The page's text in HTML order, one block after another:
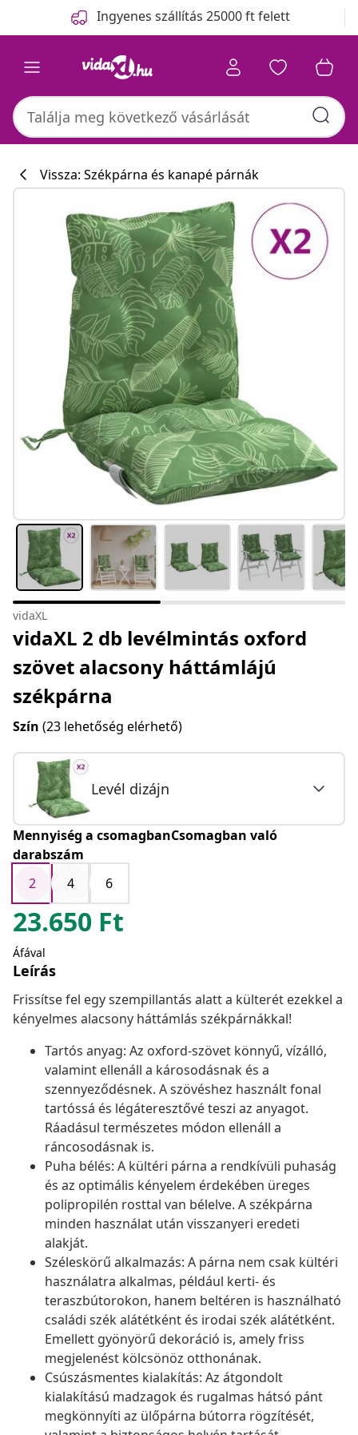
Ingyenes szállítás 25000 ft felett
Vissza: Székpárna és kanapé párnák
vidaXL
vidaXL 2 db levélmintás oxford
szövet alacsony háttámlájú
székpárna
Szín (23 lehetőség elérhető)
Levél dizájn
Mennyiség a csomagbanCsomagban való
darabszám
2
4 6
23.650 Ft
Áfával
Leírás
Frissítse fel egy szempillantás alatt a külterét ezekkel a
kényelmes alacsony háttámlás székpárnákkal!
Tartós anyag: Az oxford-szövet könnyű, vízálló,
valamint ellenáll a károsodásnak és a
szennyeződésnek. A szövéshez használt fonal
tartóssá és légáteresztővé teszi az anyagot.
Ráadásul természetes módon ellenáll a
ráncosodásnak is.
Puha bélés: A kültéri párna a rendkívüli puhaság
és az optimális kényelem érdekében üreges
polipropilén rosttal van bélelve. A székpárna
minden használat után visszanyeri eredeti
alakját.
Széleskörű alkalmazás: A párna nem csak kültéri
használatra alkalmas, például kerti- és
teraszbútorokon, hanem beltéren is használható
családi szék alátétként és irodai szék alátétként.
Emellett gyönyörű dekoráció is, amely friss
megjelenést kölcsönöz otthonának.
Csúszásmentes kialakítás: Az átgondolt
kialakítású madzagok és rugalmas hátsó pánt
megkönnyíti az ülőpárna bútorra rögzítését,